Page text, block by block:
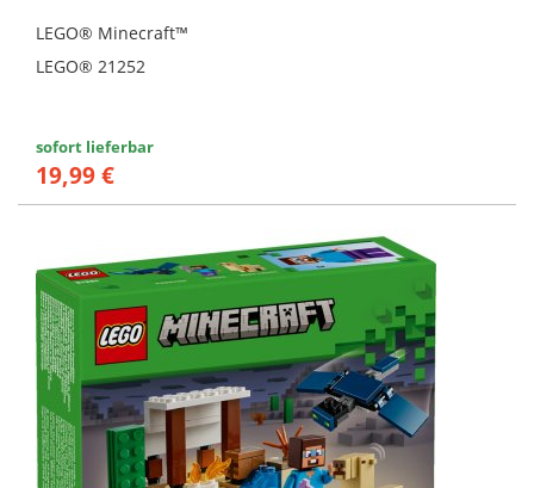
LEGO® Minecraft™
LEGO® 21252
sofort lieferbar
19,99 €